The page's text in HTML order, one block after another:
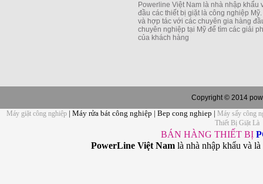
Powerline Việt Nam là nhà nhập khẩu
đầu các thiết bị giặt là công nghiệp
và hợp tác với các chuyên gia hàng
chuyên nghiệp tại Mỹ để tìm các giải
của khách hàng
Copyright © 2014
Máy giặt công nghiệp | Máy rửa bát công nghiệp | Bep cong nghiep | Máy sấy công
Thiết Bị Giặt Là
BÁN HÀNG THIẾT BỊ
PowerLine Việt Nam là nhà nhập khẩu và